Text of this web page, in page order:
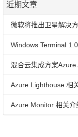
近期文章
微软将推出卫星解决
Windows Terminal
混合云集成方案Azure
Azure Lighthouse 相
Azure Monitor 相关介